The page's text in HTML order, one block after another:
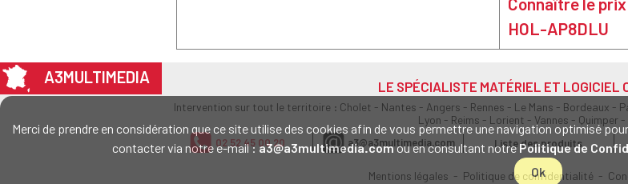
Merci de prendre en considération que ce site utilise des cookies afin de vous permettre une navigation optimisé
contacter via notre e-mail : a3@a3multimedia.comou en consultant notrePolitique de
Ok
HOL-AP8DLU
A3MULTIMEDIA LE SPÉCIALISTE MATÉRIEL ET LOGICIEL
Intervention sur tout le territoire : Cholet - Nantes - Angers - Rennes - Le Mans - Bordeaux -
Lyon - Reims - Lorient - Vannes - Quimper -
02 52 45 00 20 a3@a3multimedia.com Liste des produits
Mentions légales - Politique de confidentialité -